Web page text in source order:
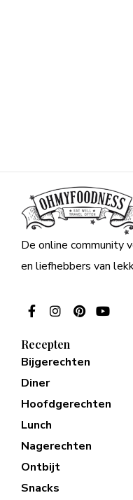
De online community
en liefhebbers van
Recepten
Bijgerechten
Diner
Hoofdgerechten
Lunch
Nagerechten
Ontbijt
Snacks